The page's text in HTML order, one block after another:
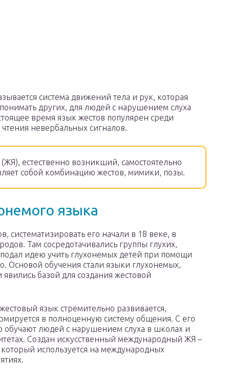
система движений тела и рук, которая
других, для людей с нарушением слуха
время язык жестов популярен среди
невербальных сигналов.
естественно возникший, самостоятельно
собой комбинацию жестов, мимики, позы.
языка
систематизировать его начали в 18 веке, в
Там сосредотачивались группы глухих,
идею учить глухонемых детей при помощи
Основой обучения стали языки глухонемых,
базой для создания жестовой
язык стремительно развивается,
в полноценную систему общения. С его
людей с нарушением слуха в школах и
Создан искусственный международный ЖЯ –
используется на международных